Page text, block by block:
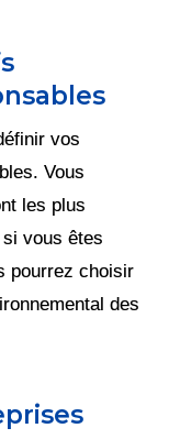
vos
Vous
les plus
vous êtes
pourrez choisir
des